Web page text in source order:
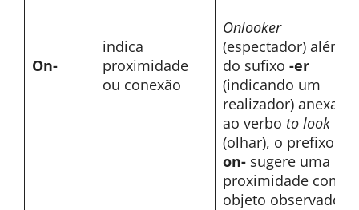
On-
indica
proximidade
ou conexão
Onlooker
(espectador) além
do sufixo -er
(indicando um
realizador) anexado
ao verbo to look
(olhar), o prefixo
on- sugere uma
proximidade com o
objeto observado